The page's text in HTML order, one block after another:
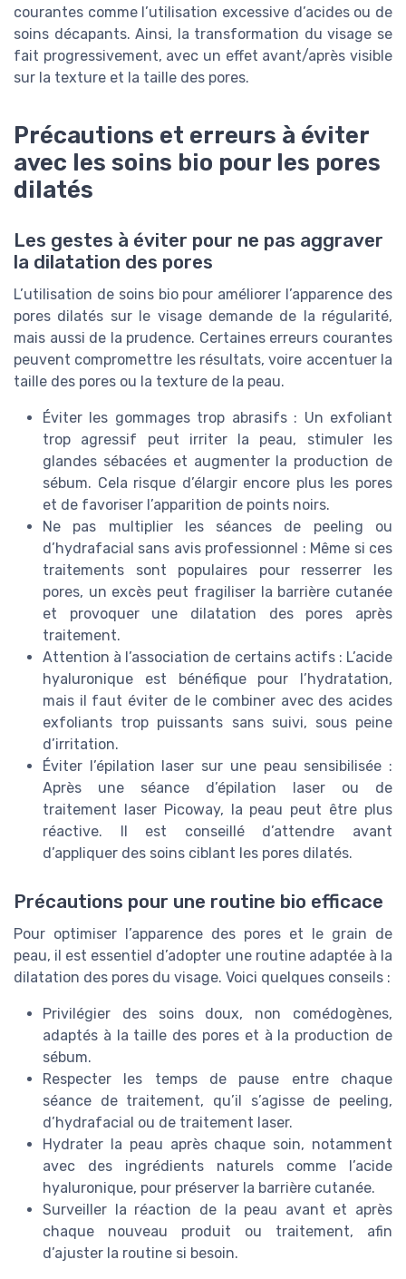
courantes comme l’utilisation excessive d’acides ou de
soins décapants. Ainsi, la transformation du visage se
fait progressivement, avec un effet avant/après visible
sur la texture et la taille des pores.
Précautions et erreurs à éviter
avec les soins bio pour les pores
dilatés
Les gestes à éviter pour ne pas aggraver
la dilatation des pores
L’utilisation de soins bio pour améliorer l’apparence des
pores dilatés sur le visage demande de la régularité,
mais aussi de la prudence. Certaines erreurs courantes
peuvent compromettre les résultats, voire accentuer la
taille des pores ou la texture de la peau.
Éviter les gommages trop abrasifs : Un exfoliant
trop agressif peut irriter la peau, stimuler les
glandes sébacées et augmenter la production de
sébum. Cela risque d’élargir encore plus les pores
et de favoriser l’apparition de points noirs.
Ne pas multiplier les séances de peeling ou
d’hydrafacial sans avis professionnel : Même si ces
traitements sont populaires pour resserrer les
pores, un excès peut fragiliser la barrière cutanée
et provoquer une dilatation des pores après
traitement.
Attention à l’association de certains actifs : L’acide
hyaluronique est bénéfique pour l’hydratation,
mais il faut éviter de le combiner avec des acides
exfoliants trop puissants sans suivi, sous peine
d’irritation.
Éviter l’épilation laser sur une peau sensibilisée :
Après une séance d’épilation laser ou de
traitement laser Picoway, la peau peut être plus
réactive. Il est conseillé d’attendre avant
d’appliquer des soins ciblant les pores dilatés.
Précautions pour une routine bio efficace
Pour optimiser l’apparence des pores et le grain de
peau, il est essentiel d’adopter une routine adaptée à la
dilatation des pores du visage. Voici quelques conseils :
Privilégier des soins doux, non comédogènes,
adaptés à la taille des pores et à la production de
sébum.
Respecter les temps de pause entre chaque
séance de traitement, qu’il s’agisse de peeling,
d’hydrafacial ou de traitement laser.
Hydrater la peau après chaque soin, notamment
avec des ingrédients naturels comme l’acide
hyaluronique, pour préserver la barrière cutanée.
Surveiller la réaction de la peau avant et après
chaque nouveau produit ou traitement, afin
d’ajuster la routine si besoin.